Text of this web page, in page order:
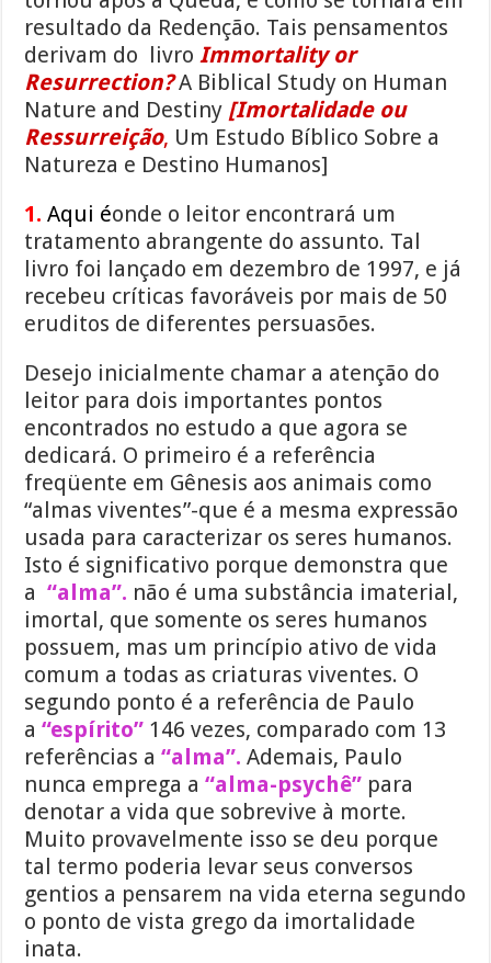
resultado da Redenção. Tais pensamentos
derivam do livroImmortality or
Resurrection? A Biblical Study on Human
Nature and Destiny [Imortalidade ou
Ressurreição, Um Estudo Bíblico Sobre a
Natureza e Destino Humanos]
1.Aqui éonde o leitor encontrará um
tratamento abrangente do assunto. Tal
livro foi lançado em dezembro de 1997, e já
recebeu críticas favoráveis por mais de 50
eruditos de diferentes persuasões.
Desejo inicialmente chamar a atenção do
leitor para dois importantes pontos
encontrados no estudo a que agora se
dedicará. O primeiro é a referência
freqüente em Gênesis aos animais como
“almas viventes”-que é a mesma expressão
usada para caracterizar os seres humanos.
Isto é significativo porque demonstra que
a “alma”. não é uma substância imaterial,
imortal, que somente os seres humanos
possuem, mas um princípio ativo de vida
comum a todas as criaturas viventes. O
segundo ponto é a referência de Paulo
a “espírito” 146 vezes, comparado com 13
referências a “alma”. Ademais, Paulo
nunca emprega a“alma-psychê” para
denotar a vida que sobrevive à morte.
Muito provavelmente isso se deu porque
tal termo poderia levar seus conversos
gentios a pensarem na vida eterna segundo
o ponto de vista grego da imortalidade
inata.